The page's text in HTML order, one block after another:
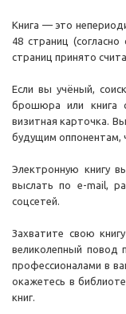
Книга — это
48 страниц
страниц принято
Если вы учёный,
брошюра или книга
визитная карточка.
будущим оппонентам,
Электронную книгу
выслать по e-mail,
соцсетей.
Захватите свою
великолепный повод
профессионалами в
окажетесь в
книг.